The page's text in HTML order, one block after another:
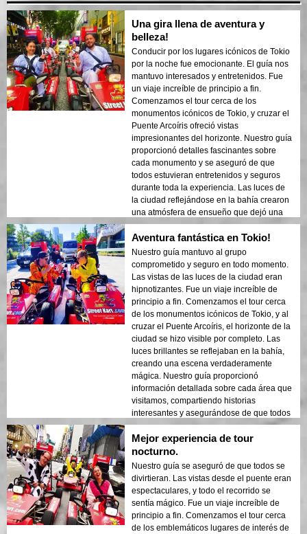
Una gira llena de aventura y
belleza!
Conducir por los lugares icónicos de Tokio
por la noche fue emocionante. El guía nos
mantuvo interesados y entretenidos. Fue
un viaje increíble de principio a fin.
Comenzamos el tour cerca de los
monumentos icónicos de Tokio, y cruzar el
Puente Arcoíris ofreció vistas
impresionantes del horizonte. Nuestro guía
proporcionó detalles fascinantes sobre
cada monumento y se aseguró de que
todos estuvieran entretenidos y seguros
durante toda la experiencia. Las luces de
la ciudad reflejándose en la bahía crearon
una atmósfera de ensueño que dejó una
impresión duradera. Este tour es ideal para
los visitantes que vienen por primera vez y
quieren una mezcla de aventura y turismo.
El contraste entre las estructuras modernas
de Tokio y las áreas históricas se mostró
bellamente en las luces de la noche.
¡Recomendaría mucho este tour a
cualquiera!
Aventura fantástica en Tokio!
Nuestro guía mantuvo al grupo
comprometido y seguro en todo momento.
Las vistas de las luces de la ciudad eran
hipnotizantes. Fue un viaje increíble de
principio a fin. Comenzamos el tour cerca
de los monumentos icónicos de Tokio, y al
cruzar el Puente Arcoíris, el horizonte de la
ciudad se hizo visible por completo. Las
luces brillantes se reflejaban en la bahía,
creando una escena verdaderamente
mágica. Nuestro guía proporcionó
información detallada sobre cada área que
visitamos, compartiendo historias
interesantes y asegurándose de que todos
se sintieran seguros y cómodos. La
atmósfera de noche era tranquila pero
emocionante, y me sorprendió el contraste
entre los modernos rascacielos y la
arquitectura histórica. Este tour es una
combinación perfecta de aventura y
educación, ofreciendo a los viajeros una
mirada única a la belleza de Tokio después
del anochecer.
Mejor experiencia de tour
nocturno.
Nuestro guía se aseguró de que todos se
divirtieran. Las vistas desde el puente eran
espectaculares, y todo el recorrido se
sentía mágico. Fue un viaje increíble de
principio a fin. Comenzamos el tour cerca
de los emblemáticos lugares de interés de